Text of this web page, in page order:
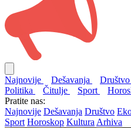
Najnovije Dešavanja Društvo
Politika
Čitulje Sport
Pratite nas:
Najnovije Dešavanja Društvo
Sport Horoskop Kultura Arhiva